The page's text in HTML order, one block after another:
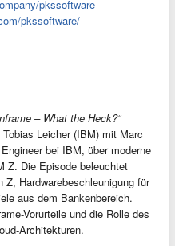
pkssoftware
pkssoftware/
– What the Heck?“
Leicher (IBM) mit Marc
bei IBM, über moderne
Z. Die Episode beleuchtet
Z, Hardwarebeschleunigung für
aus dem Bankenbereich.
Vorurteile und die Rolle des
Architekturen.